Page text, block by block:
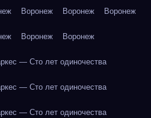
Воронеж Воронеж Воронеж
Воронеж Воронеж
— Сто лет одиночества
— Сто лет одиночества
— Сто лет одиночества